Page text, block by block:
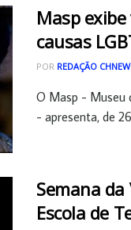
Masp
causas
POR REDAÇÃO
O Masp - Museu
- apresenta, de
Semana
Escola de